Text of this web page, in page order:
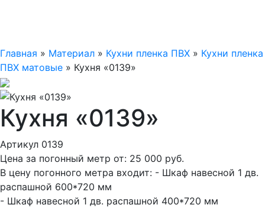
Главная » Материал » Кухни пленка ПВХ » Кухни пленка
ПВХ матовые » Кухня «0139»
Кухня «0139»
Артикул 0139
Цена за погонный метр от: 25 000 руб.
В цену погонного метра входит: - Шкаф навесной 1 дв.
распашной 600*720 мм
- Шкаф навесной 1 дв. распашной 400*720 мм